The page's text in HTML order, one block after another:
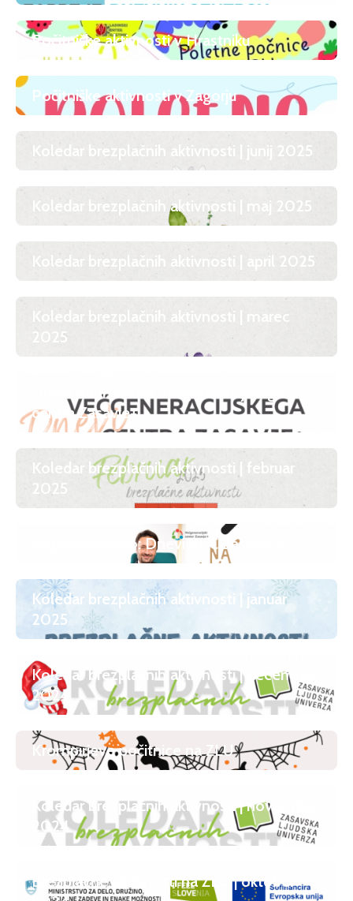
Počitniške aktivnosti v Hrastniku
Počitniške aktivnosti v Zagorju
Koledar brezplačnih aktivnosti | junij 2025
Koledar brezplačnih aktivnosti | maj 2025
Koledar brezplačnih aktivnosti | april 2025
Koledar brezplačnih aktivnosti | marec
2025
Dnevi odprtih vrat Večgeneracijskega
centra Zasavje+
Koledar brezplačnih aktivnosti | februar
2025
Napovedujemo: Dnevi VGC Zasavje+!
Koledar brezplačnih aktivnosti | januar
2025
Koledar brezplačnih aktivnosti | december
2024
Krompirjeve počitnice na ZLU
Koledar brezplačnih aktivnosti | november
2024
Brezplačne aktivnosti na ZLU | oktober